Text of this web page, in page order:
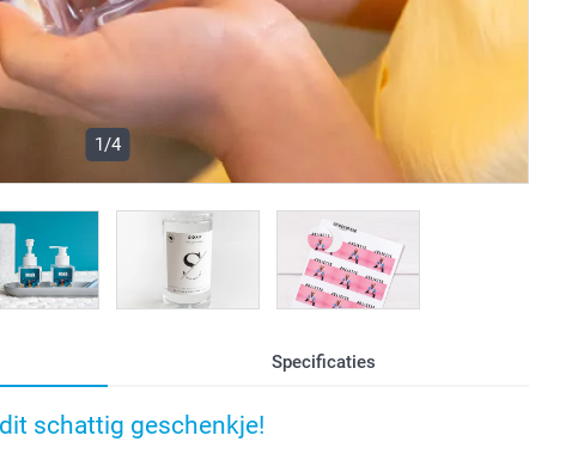
1/4
Specificaties
schattig geschenkje!